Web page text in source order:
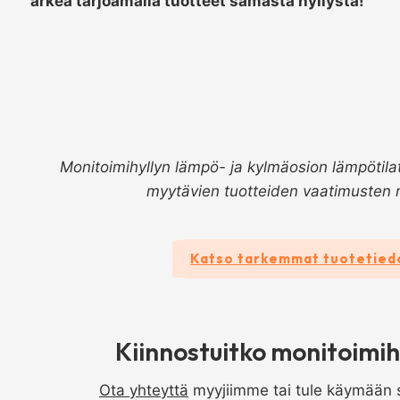
Monitoimihyllyn lämpö- ja kylmäosion
myytävien tuotteiden vaatimusten
Katso tarkemmat
Kiinnostuitko
Ota yhteyttä myyjiimme tai tule käymään